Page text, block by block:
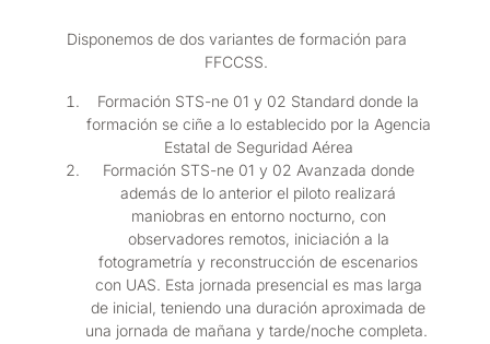
Disponemos de dos variantes de formación para
FFCCSS.
Formación STS-ne 01 y 02 Standard donde la
formación se ciñe a lo establecido por la Agencia
Estatal de Seguridad Aérea
Formación STS-ne 01 y 02 Avanzada donde
además de lo anterior el piloto realizará
maniobras en entorno nocturno, con
observadores remotos, iniciación a la
fotogrametría y reconstrucción de escenarios
con UAS. Esta jornada presencial es mas larga
de inicial, teniendo una duración aproximada de
una jornada de mañana y tarde/noche completa.